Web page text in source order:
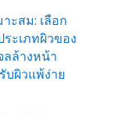
ะสม: เลือก
ะเภทผิวของ
ล้างหน้า
ผิวแพ้ง่าย